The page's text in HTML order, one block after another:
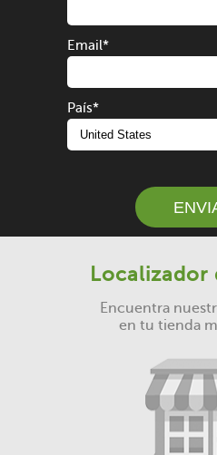
Email*
País*
Localizador
Encuentra
en tu tienda